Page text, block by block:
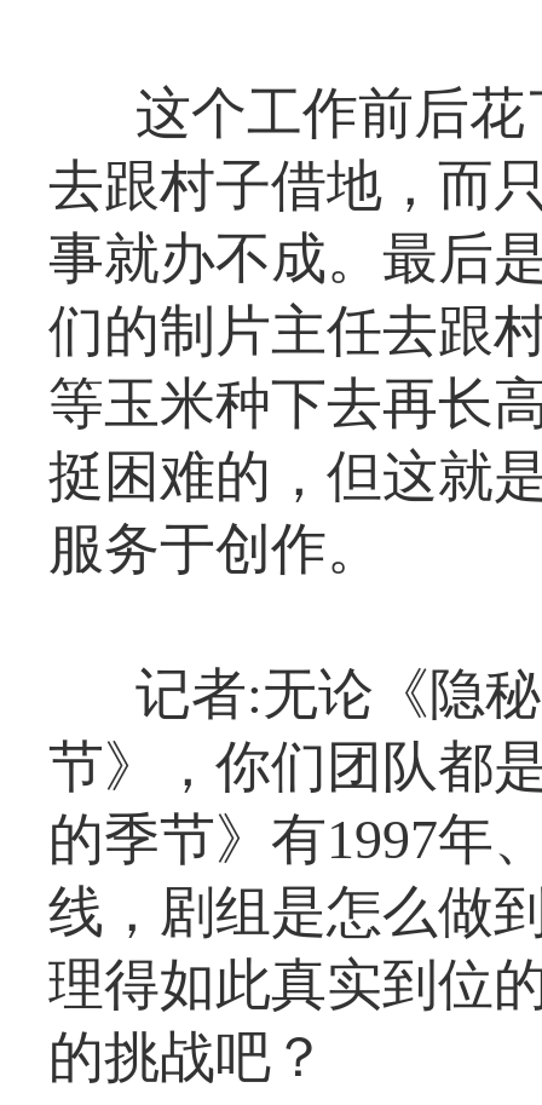
这个工作前后
去跟村子借地，而
事就办不成。最后
们的制片主任去跟
等玉米种下去再长
挺困难的，但这就
服务于创作。
记者:无论《隐
节》，你们团队都
的季节》有1997年
线，剧组是怎么做
理得如此真实到位
的挑战吧？